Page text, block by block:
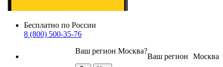
Бесплатно по России
8 (800) 500-35-76
Москва
Ваш регион
Ваш регион Москва?